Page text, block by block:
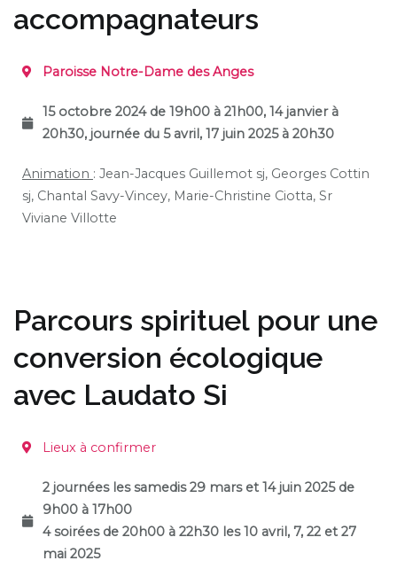
accompagnateurs
Paroisse Notre-Dame des Anges
15 octobre 2024 de 19h00 à 21h00, 14 janvierà
20h30,journée du 5 avril, 17 juin 2025 à 20h30
Animation : Jean-Jacques Guillemot sj, Georges Cottin
sj, Chantal Savy-Vincey, Marie-Christine Ciotta, Sr
Viviane Villotte
Parcours spirituel pour une
conversion écologique
avec Laudato Si
Lieux à confirmer
2 journées les samedis 29 mars et 14 juin 2025 de
9h00 à 17h00
4 soirées de 20h00 à 22h30 les 10 avril, 7, 22 et 27
mai 2025